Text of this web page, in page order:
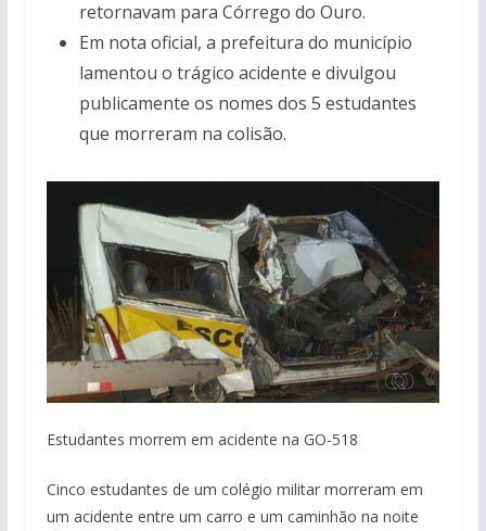
retornavam para Córrego do Ouro.
Em nota oficial, a prefeitura do município
lamentou o trágico acidente e divulgou
publicamente os nomes dos 5 estudantes
que morreram na colisão.
Estudantes morrem em acidente na GO-518
Cinco estudantes de um colégio militar morreram em
um acidente entre um carro e um caminhão na noite